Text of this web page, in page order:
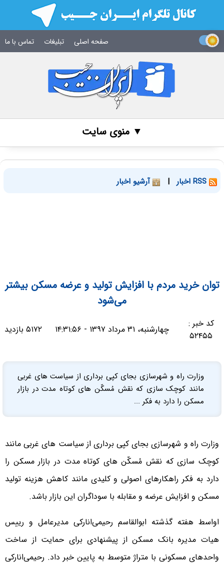
صفحه اصلی تبلیغات تماس با ما
▼ منوی سایت
| آرشیو اخبار
توان خرید مردم با افزایش تولید و عرضه مسکن بیشتر
می‌شود
کد خبر :
۵۲۴۵۵
چهارشنبه، ۳۱ مرداد ۱۳۹۷ - ۱۴:۳۱:۵۶ ۵۱۷۲ بازدید
وزارت راه و شهرسازی بجای کپی برداری از سیاست های غربی
مانند کوچک سازی که نقش مُسکّن های کوتاه مدت در بازار
مسکن را دارد به فکر ...
وزارت راه و شهرسازی بجای کپی برداری از سیاست های غربی مانند
کوچک سازی که نقش مُسکّن های کوتاه مدت در بازار مسکن را
دارد به فکر راهکارهای اصولی و کلیدی مانند کاهش هزینه تولید
مسکن و افزایش عرضه و مقابله با سوداگران این بازار باشد.
اواسط هفته گذشته ابوالقاسم رحیمی‌انارکی مدیرعامل و رییس
هیات مدیره بانک مسکن از پیشنهادی برای حمایت از ساخت
واحدهای مسکونی با متراژ متوسط به پایین خبر داد. رحیمی‌انارکی